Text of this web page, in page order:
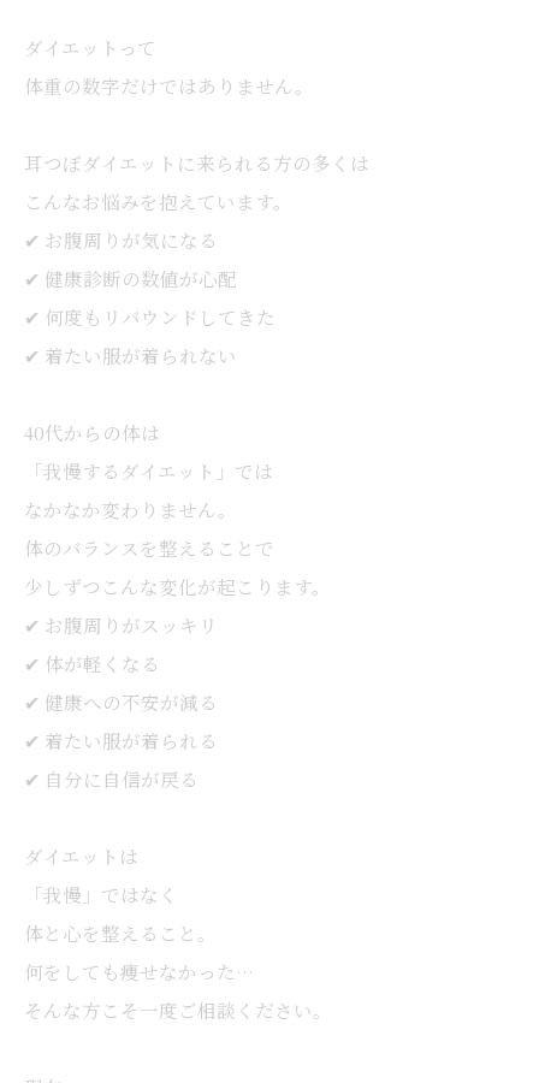
ダイエットって
体重の数字だけではありません。
耳つぼダイエットに来られる方の多くは
こんなお悩みを抱えています。
✔ お腹周りが気になる
✔ 健康診断の数値が心配
✔ 何度もリバウンドしてきた
✔ 着たい服が着られない
40代からの体は
「我慢するダイエット」では
なかなか変わりません。
体のバランスを整えることで
少しずつこんな変化が起こります。
✔ お腹周りがスッキリ
✔ 体が軽くなる
✔ 健康への不安が減る
✔ 着たい服が着られる
✔ 自分に自信が戻る
ダイエットは
「我慢」ではなく
体と心を整えること。
何をしても痩せなかった…
そんな方こそ一度ご相談ください。